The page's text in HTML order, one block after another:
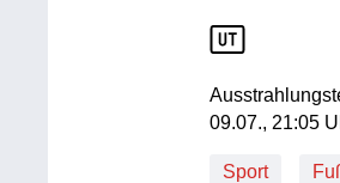
09. Juli, 21:05
09.07., 21:05
Sport